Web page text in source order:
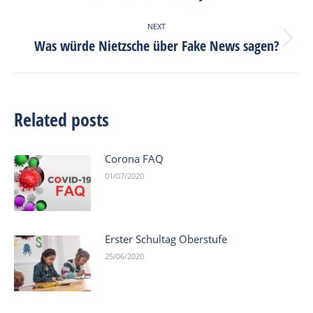
NEXT
Next
Was würde Nietzsche über Fake News sagen?
Related posts
Corona FAQ
01/07/2020
Erster Schultag Oberstufe
25/06/2020